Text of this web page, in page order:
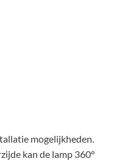
mogelijkheden.
kan de lamp 360°